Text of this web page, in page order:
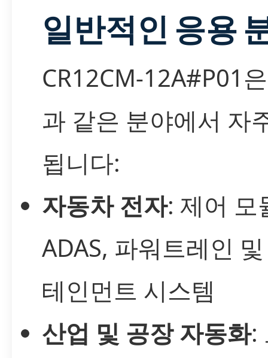
일반적인 응용
CR12CM-12A#P01
과 같은 분야에서 자
됩니다:
자동차 전자: 제어 모
ADAS, 파워트레인
테인먼트 시스템
산업 및 공장 자동화: